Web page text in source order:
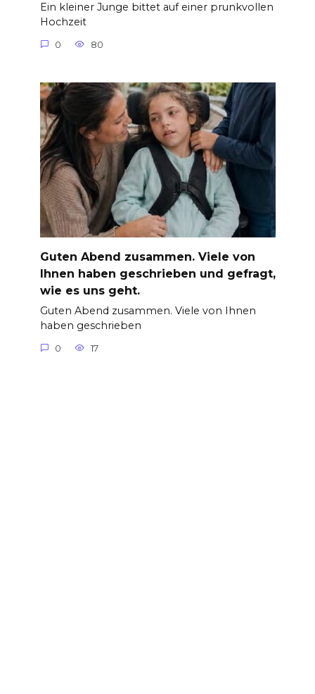
Ein kleiner Junge bittet auf einer prunkvollen
Hochzeit
0 80
Guten Abend zusammen. Viele von
Ihnen haben geschrieben und gefragt,
wie es uns geht.
Guten Abend zusammen. Viele von Ihnen
haben geschrieben
0 17